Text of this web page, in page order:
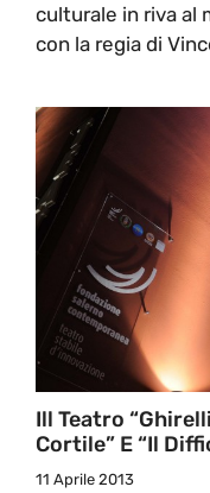
culturale in riva al
con la regia di
Ill Teatro
Cortile” E “Il
11 Aprile 2013